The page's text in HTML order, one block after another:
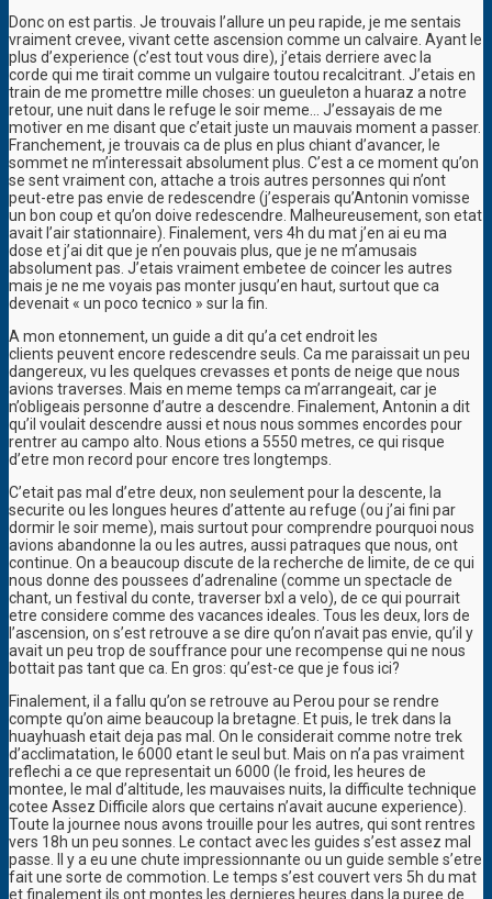
Donc on est partis. Je trouvais l’allure un peu rapide, je me sentais
vraiment crevee, vivant cette ascension comme un calvaire. Ayant le
plus d’experience (c’est tout vous dire), j’etais derriere avec la
corde qui me tirait comme un vulgaire toutou recalcitrant. J’etais en
train de me promettre mille choses: un gueuleton a huaraz a notre
retour, une nuit dans le refuge le soir meme… J’essayais de me
motiver en me disant que c’etait juste un mauvais moment a passer.
Franchement, je trouvais ca de plus en plus chiant d’avancer, le
sommet ne m’interessait absolument plus. C’est a ce moment qu’on
se sent vraiment con, attache a trois autres personnes qui n’ont
peut-etre pas envie de redescendre (j’esperais qu’Antonin vomisse
un bon coup et qu’on doive redescendre. Malheureusement, son etat
avait l’air stationnaire). Finalement, vers 4h du mat j’en ai eu ma
dose et j’ai dit que je n’en pouvais plus, que je ne m’amusais
absolument pas. J’etais vraiment embetee de coincer les autres
mais je ne me voyais pas monter jusqu’en haut, surtout que ca
devenait « un poco tecnico » sur la fin.
A mon etonnement, un guide a dit qu’a cet endroit les
clients peuvent encore redescendre seuls. Ca me paraissait un peu
dangereux, vu les quelques crevasses et ponts de neige que nous
avions traverses. Mais en meme temps ca m’arrangeait, car je
n’obligeais personne d’autre a descendre. Finalement, Antonin a dit
qu’il voulait descendre aussi et nous nous sommes encordes pour
rentrer au campo alto. Nous etions a 5550 metres, ce qui risque
d’etre mon record pour encore tres longtemps.
C’etait pas mal d’etre deux, non seulement pour la descente, la
securite ou les longues heures d’attente au refuge (ou j’ai fini par
dormir le soir meme), mais surtout pour comprendre pourquoi nous
avions abandonne la ou les autres, aussi patraques que nous, ont
continue. On a beaucoup discute de la recherche de limite, de ce qui
nous donne des poussees d’adrenaline (comme un spectacle de
chant, un festival du conte, traverser bxl a velo), de ce qui pourrait
etre considere comme des vacances ideales. Tous les deux, lors de
l’ascension, on s’est retrouve a se dire qu’on n’avait pas envie, qu’il y
avait un peu trop de souffrance pour une recompense qui ne nous
bottait pas tant que ca. En gros: qu’est-ce que je fous ici?
Finalement, il a fallu qu’on se retrouve au Perou pour se rendre
compte qu’on aime beaucoup la bretagne. Et puis, le trek dans la
huayhuash etait deja pas mal. On le considerait comme notre trek
d’acclimatation, le 6000 etant le seul but. Mais on n’a pas vraiment
reflechi a ce que representait un 6000 (le froid, les heures de
montee, le mal d’altitude, les mauvaises nuits, la difficulte technique
cotee Assez Difficile alors que certains n’avait aucune experience).
Toute la journee nous avons trouille pour les autres, qui sont rentres
vers 18h un peu sonnes. Le contact avec les guides s’est assez mal
passe. Il y a eu une chute impressionnante ou un guide semble s’etre
fait une sorte de commotion. Le temps s’est couvert vers 5h du mat
et finalement ils ont montes les dernieres heures dans la puree de